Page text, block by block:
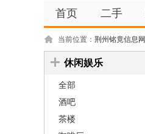
首页 二手
当前位置： 荆州铭竟信息网
休闲娱乐
全部
酒吧
茶楼